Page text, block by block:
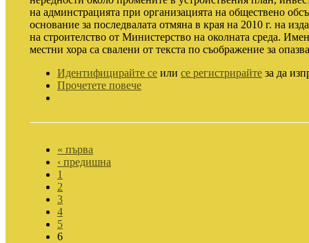
на админстрацията при организацията на обществено
основание за последвалата отмяна в края на 2010 г. на
на строителство от Министерство на околната среда.
местни хора са свалени от текста по съображение за
Идентифицирайте се или се регистрирайте за да
Прочетете повече
« първа
‹ предишна
1
2
3
4
5
6